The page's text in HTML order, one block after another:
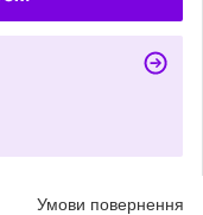
Умови повернення